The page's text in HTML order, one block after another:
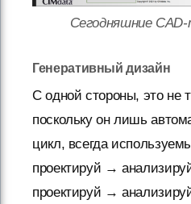
Сегодняшние
Генеративный дизайн
С одной стороны, это не
поскольку он лишь
цикл, всегда
проектируй →
проектируй →